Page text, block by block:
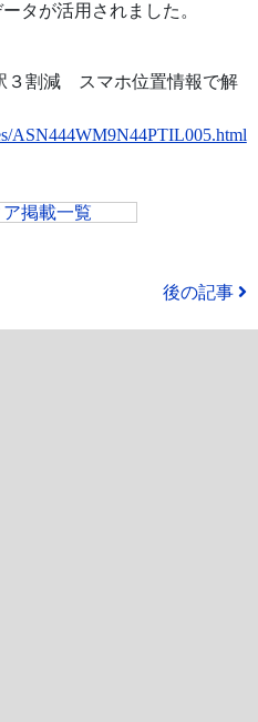
タが活用されました。
３割減 スマホ位置情報で解
ASN444WM9N44PTIL005.html
ア掲載一覧
後の記事